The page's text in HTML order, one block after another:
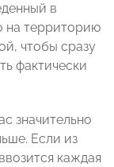
в
на территорию
чтобы сразу
фактически
значительно
Если из
каждая